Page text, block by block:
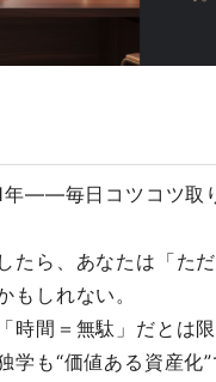
年――毎日コツコツ取
たら、あなたは「た
もしれない。
時間＝無駄」だとは
学も“価値ある資産化”